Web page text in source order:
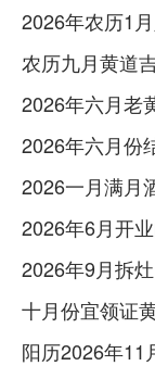
2026年六月老
2026年9月拆